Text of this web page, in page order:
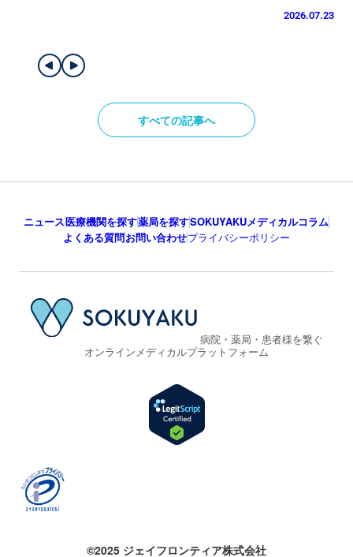
2026.07.23
すべての記事へ
ニュース医療機関を探す薬局を探すSOKUYAKUメディカルコラム
よくある質問お問い合わせプライバシーポリシー
病院・薬局・患者様を繋ぐ
オンラインメディカルプラットフォーム
©2025 ジェイフロンティア株式会社